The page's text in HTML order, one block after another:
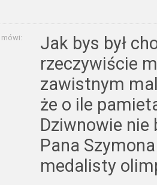
mówi:
Jak bys był
rzeczywiście
zawistnym
że o ile
Dziwnowie nie
Pana
medalisty